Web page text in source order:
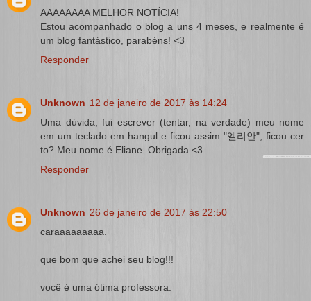
AAAAAAAA MELHOR NOTÍCIA!
Estou acompanhado o blog a uns 4 meses, e realmente é
um blog fantástico, parabéns! <3
Responder
Unknown 12 de janeiro de 2017 às 14:24
Uma dúvida, fui escrever (tentar, na verdade) meu nome
em um teclado em hangul e ficou assim "엘리안", ficou cer
to? Meu nome é Eliane. Obrigada <3
Responder
Unknown 26 de janeiro de 2017 às 22:50
caraaaaaaaaa.
que bom que achei seu blog!!!
você é uma ótima professora.